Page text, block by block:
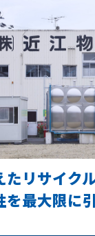
リサイクル
最大限に